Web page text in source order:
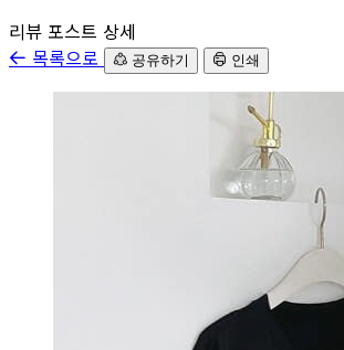
본문으로 바로가기
리뷰 포스트 상세
목록으로
공유하기 인쇄